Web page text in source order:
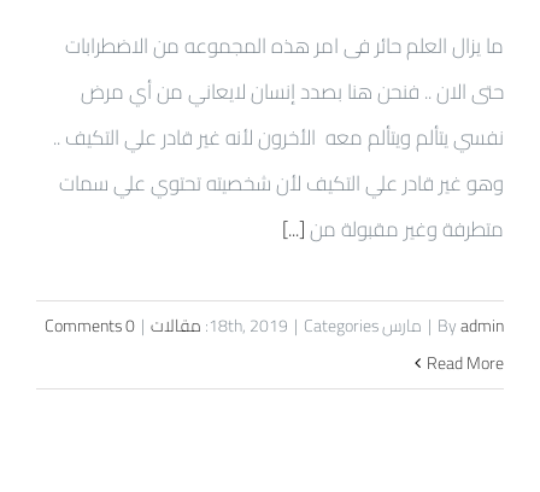
ما يزال العلم حائر فى امر هذه المجموعه من الاضطرابات
حتى الان .. فنحن هنا بصدد إنسان لايعاني من أي مرض
نفسي يتألم ويتألم معه الأخرون لأنه غير قادر علي التكيف ..
وهو غير قادر علي التكيف لأن شخصيته تحتوي علي سمات
متطرفة وغير مقبولة من[...]
Byadmin
| مارس 18th, 2019 | Categories: مقالات |
0 Comments
Read More